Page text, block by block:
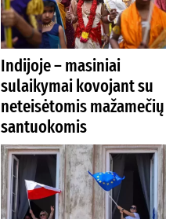
Indijoje – masiniai
sulaikymai kovojant su
neteisėtomis mažamečių
santuokomis